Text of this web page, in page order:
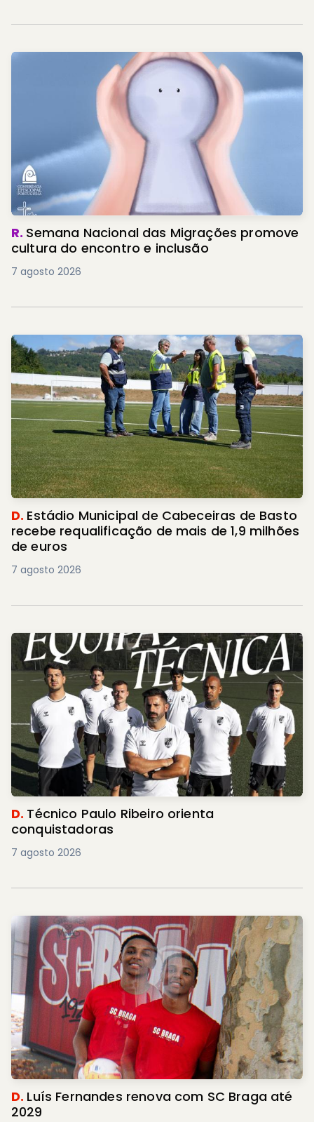
R. Semana Nacional das Migrações promove
cultura do encontro e inclusão
7 agosto 2026
D. Estádio Municipal de Cabeceiras de Basto
recebe requalificação de mais de 1,9 milhões
de euros
7 agosto 2026
D. Técnico Paulo Ribeiro orienta
conquistadoras
7 agosto 2026
D. Luís Fernandes renova com SC Braga até
2029